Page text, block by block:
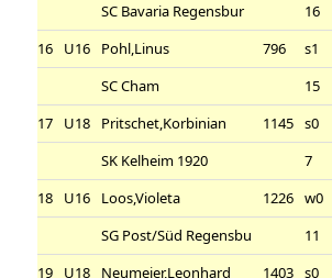
SC Bavaria Regensbur
16
16
U16 Pohl,Linus 796 s1
SC Cham
15
17
U18 Pritschet,Korbinian 1145 s0
SK Kelheim 1920
7
18
U16 Loos,Violeta 1226 w0
SG Post/Süd Regensbu
11
19
U18 Neumeier,Leonhard 1403 s0